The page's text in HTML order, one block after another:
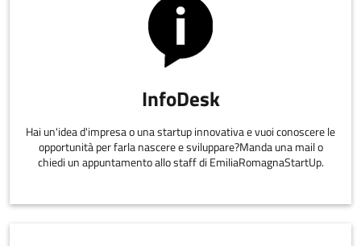
InfoDesk
Hai un'idea d'impresa o una startup innovativa e vuoi conoscere le
opportunità per farla nascere e sviluppare?Manda una mail o
chiedi un appuntamento allo staff di EmiliaRomagnaStartUp.